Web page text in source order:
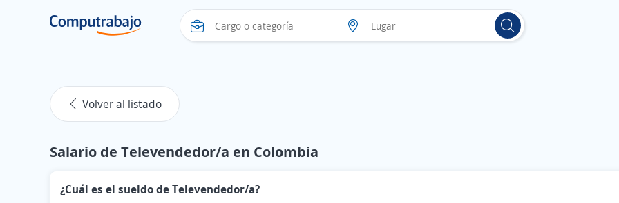
Volver al listado
Salario de Televendedor/a en Colombia
¿Cuál es el sueldo de Televendedor/a?